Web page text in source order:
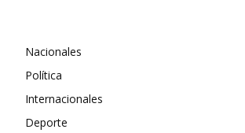
Nacionales
Política
Internacionales
Deporte